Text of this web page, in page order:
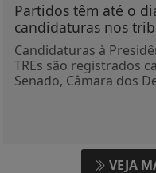
Partidos têm até o
candidaturas nos
Candidaturas à
TREs são registrados
Senado, Câmara dos
VEJA